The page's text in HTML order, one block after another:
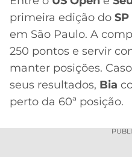
primeira edição do
em São Paulo. A
250 pontos e servir
manter posições.
seus resultados, Bia
perto da 60ª posição.